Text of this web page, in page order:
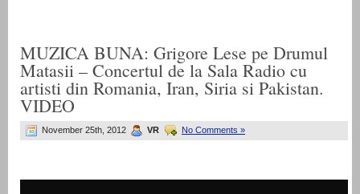
MUZICA BUNA: Grigore Lese pe Drumul
Matasii – Concertul de la Sala Radio cu
artisti din Romania, Iran, Siria si Pakistan.
VIDEO
November 25th, 2012 VR No Comments »